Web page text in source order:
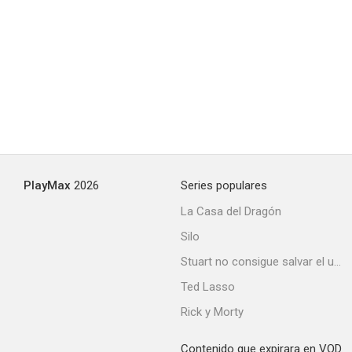
PlayMax 2026
Series populares
La Casa del Dragón
Silo
Stuart no consigue salvar el universo
Ted Lasso
Rick y Morty
Contenido que expirara en VOD